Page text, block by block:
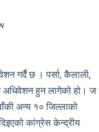
गर्दै छ । पर्सा, कैलाली,
अधिवेशन हुन लागेको हो। ज
अन्य १० जिल्लाको
कांग्रेस केन्द्रीय